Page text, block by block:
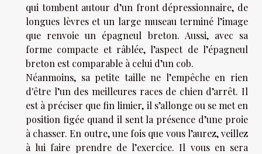
qui tombent autour d’un front dépressionnaire, de
longues lèvres et un large museau terminé l’image
que renvoie un épagneul breton. Aussi, avec sa
forme compacte et râblée, l’aspect de l’épagneul
breton est comparable à celui d’un cob.
Néanmoins, sa petite taille ne l’empêche en rien
d'être l’un des meilleures races de chien d’arrêt. Il
est à préciser que fin limier, il s’allonge ou se met en
position figée quand il sent la présence d’une proie
à chasser. En outre, une fois que vous l’aurez, veillez
à lui faire prendre de l’exercice. Il vous en sera